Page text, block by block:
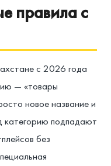
правила с
с 2026 года
— «товары
новое название и
категорию подпадают
без